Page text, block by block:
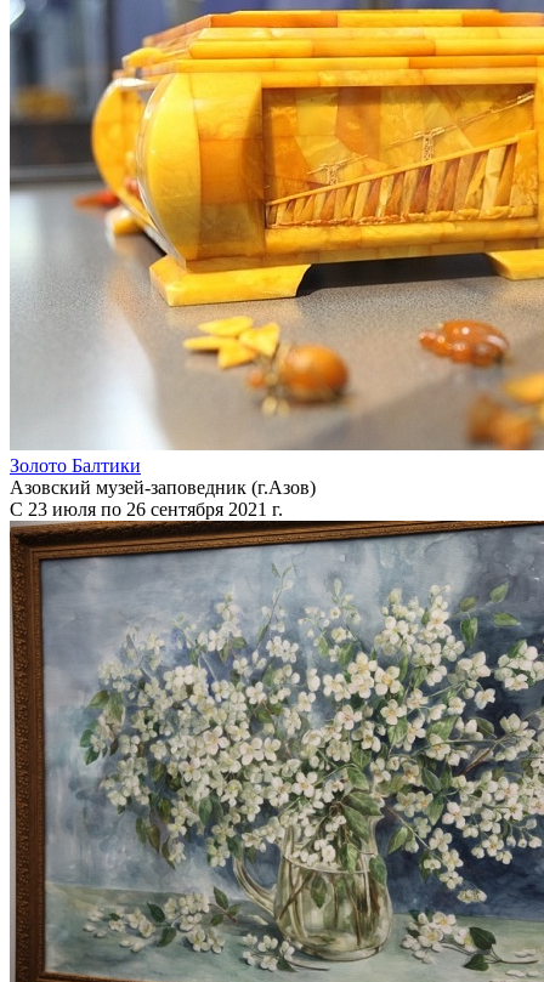
Золото Балтики
Азовский музей-заповедник (г.Азов)
С 23 июля по 26 сентября 2021 г.